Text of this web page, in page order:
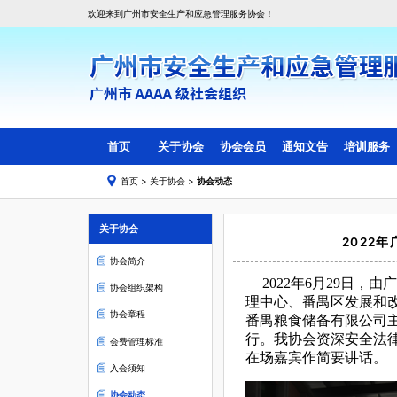
欢迎来到广州市安全生产和应急管理服务协会！
首页 关于协会
协会简介
协会会员
会员目录
通知文告 培训服务
首页 > 关于协会 >协会动态
关于协会
协会简介
协会组织架构
协会章程
会费管理标准
入会须知
协会动态
2022年
2022年6月29日，由
理中心、番禺区发展和
番禺粮食储备有限公司
行。我协会资深安全法
在场嘉宾作简要讲话。